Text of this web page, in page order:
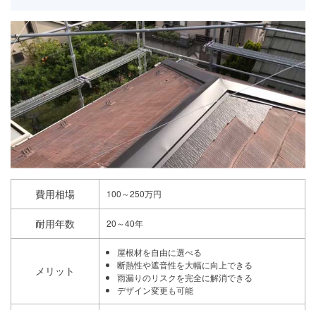
費用相場 100～250万円
耐用年数 20～40年
メリット
屋根材を自由に選べる
断熱性や遮音性を大幅に向上できる
雨漏りのリスクを完全に解消できる
デザイン変更も可能